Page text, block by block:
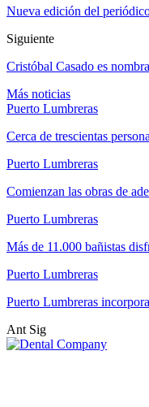
Nueva edición del
Siguiente
Cristóbal Casado es
Más noticias
Puerto Lumbreras
Cerca de trescientas
Puerto Lumbreras
Comienzan las obras de
Puerto Lumbreras
Más de 11.000 bañistas
Puerto Lumbreras
Puerto Lumbreras
Ant Sig